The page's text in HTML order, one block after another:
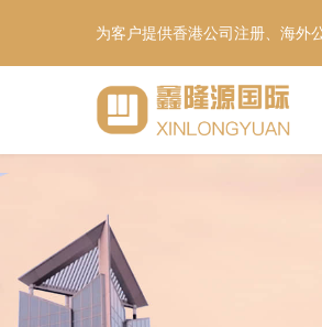
为客户提供香港公司注册、海外